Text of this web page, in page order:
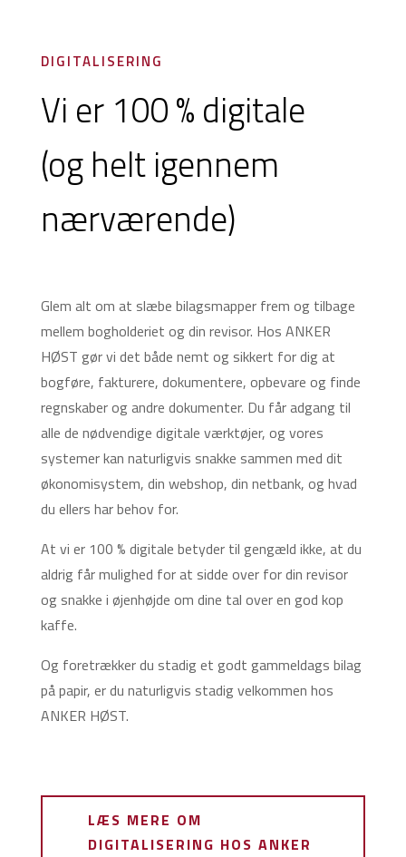
DIGITALISERING
Vi er 100 % digitale
(og helt igennem
nærværende)
Glem alt om at slæbe bilagsmapper frem og tilbage
mellem bogholderiet og din revisor. Hos ANKER
HØST gør vi det både nemt og sikkert for dig at
bogføre, fakturere, dokumentere, opbevare og finde
regnskaber og andre dokumenter. Du får adgang til
alle de nødvendige digitale værktøjer, og vores
systemer kan naturligvis snakke sammen med dit
økonomisystem, din webshop, din netbank, og hvad
du ellers har behov for.
At vi er 100 % digitale betyder til gengæld ikke, at du
aldrig får mulighed for at sidde over for din revisor
og snakke i øjenhøjde om dine tal over en god kop
kaffe.
Og foretrækker du stadig et godt gammeldags bilag
på papir, er du naturligvis stadig velkommen hos
ANKER HØST.
LÆS MERE OM
DIGITALISERING HOS ANKER